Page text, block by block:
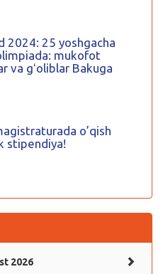
2024: 25 yoshgacha
mukofot
va gʻoliblar Bakuga
o’qish
stipendiya!
2026